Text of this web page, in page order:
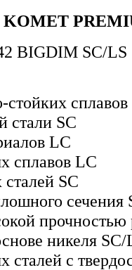
стойких
стали SC
LC
сплавов LC
SC
сечения
никеля
сталей с